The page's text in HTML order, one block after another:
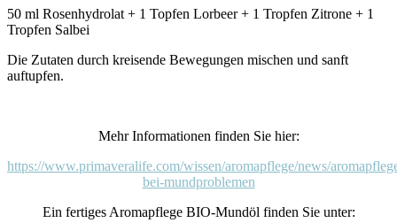
50 ml Rosenhydrolat + 1 Topfen Lorbeer + 1 Tropfen Zitrone + 1
Tropfen Salbei
Die Zutaten durch kreisende Bewegungen mischen und sanft
auftupfen.
Mehr Informationen finden Sie hier:
https://www.primaveralife.com/wissen/aromapflege/news/
bei-mundproblemen
Ein fertiges Aromapflege BIO-Mundöl finden Sie unter: